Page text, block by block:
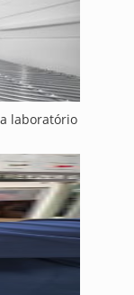
laboratório